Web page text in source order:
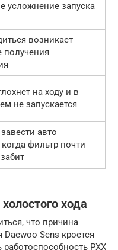
усложнение запуска
возникает
получения
на ходу и в
не запускается
авто
фильтр почти
хода
что причина
Sens кроется
РХХ